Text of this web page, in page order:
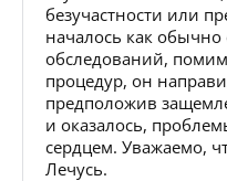
безучастности или
началось как обычно
обследований,
процедур, он
предположив
и оказалось,
сердцем. Уважаемо,
Лечусь.